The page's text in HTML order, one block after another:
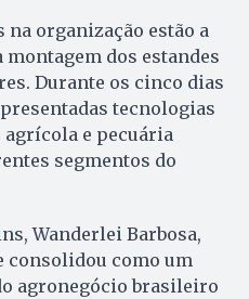
na organização estão a
montagem dos estandes
Durante os cinco dias
tecnologias
e pecuária
segmentos do
Wanderlei Barbosa,
consolidou como um
agronegócio brasileiro